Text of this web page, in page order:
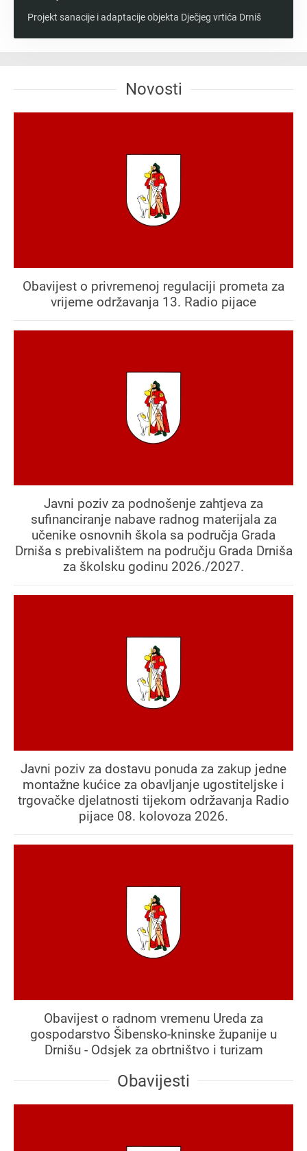
Projekt sanacije i adaptacije objekta Dječjeg vrtića Drniš
Novosti
Obavijest o privremenoj regulaciji prometa za
vrijeme održavanja 13. Radio pijace
Javni poziv za podnošenje zahtjeva za
sufinanciranje nabave radnog materijala za
učenike osnovnih škola sa područja Grada
Drniša s prebivalištem na području Grada Drniša
za školsku godinu 2026./2027.
Javni poziv za dostavu ponuda za zakup jedne
montažne kućice za obavljanje ugostiteljske i
trgovačke djelatnosti tijekom održavanja Radio
pijace 08. kolovoza 2026.
Obavijest o radnom vremenu Ureda za
gospodarstvo Šibensko-kninske županije u
Drnišu - Odsjek za obrtništvo i turizam
Obavijesti